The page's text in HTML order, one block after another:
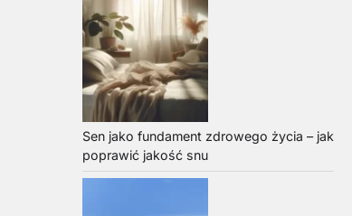
Sen jako fundament zdrowego życia – jak
poprawić jakość snu